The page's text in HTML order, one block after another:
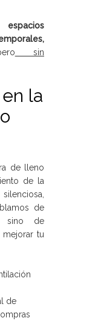
sin
la
de lleno
de la
de
sino de
mejorar tu
de